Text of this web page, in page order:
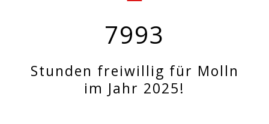
7993
Stunden freiwillig für Molln
im Jahr 2025!